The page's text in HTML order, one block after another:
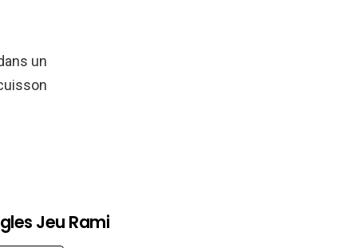
un
Jeu Rami